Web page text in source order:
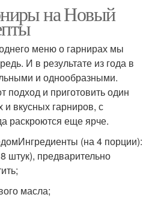
на Новый
меню о гарнирах мы
И в результате из года в
и однообразными.
подход и приготовить один
вкусных гарниров, с
раскроются еще ярче.
(на 4 порции):
штук), предварительно
масла;